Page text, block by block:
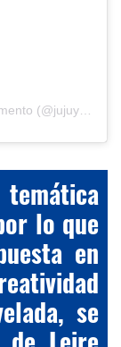
Una publicación compartida por Jujuy al Momento (@jujuyalmomento)
lo que
en
se